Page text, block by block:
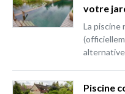
votre
La piscine
Piscine